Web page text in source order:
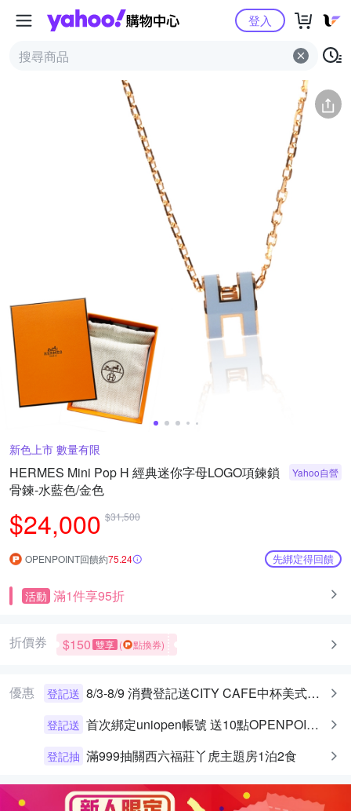
Yahoo購物中心
登入
簡介 評價 (0) 猜你喜歡
新色上市 數量有限
HERMES Mini Pop H 經典迷你字母LOGO項鍊鎖
骨鍊-水藍色/金色
$24,000 $31,500
Yahoo自營
OPENPOINT回饋約75.24 先綁定得回饋
活動 滿1件享95折
折價券 $150 雙享 ( 點換券)
優惠 登記送 8/3-8/9 消費登記送CITY CAFE中杯美式乙杯
登記送 首次綁定uniopen帳號 送10點OPENPOINT+統一布丁一個
登記抽 滿999抽關西六福莊丫虎主題房1泊2食